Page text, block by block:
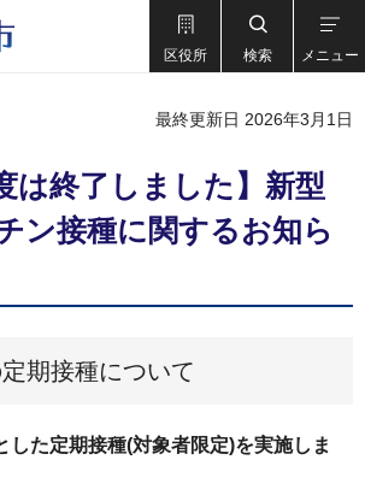
区役所 検索 メニュー
最終更新日 2026年3月1日
は終了しました】新型
ン接種に関するお知ら
期接種について
した定期接種(対象者限定)を実施しま